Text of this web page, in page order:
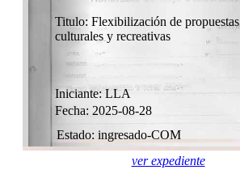
Titulo: Flexibilización de propuestas
culturales y recreativas
Fecha: 2025-08-28
Estado: ingresado-COM
Iniciante: LLA
ver expediente